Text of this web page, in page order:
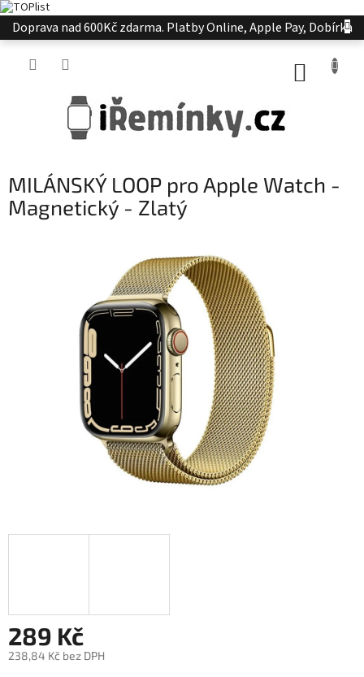
Přejít
na
Doprava nad 600Kč zdarma. Platby Online, Apple Pay, Dobírka
MILÁNSKÝ LOOP pro Apple Watch -
Magnetický - Zlatý
289 Kč
238,84 Kč bez DPH